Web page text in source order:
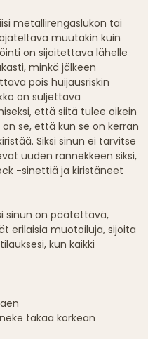
metallirengaslukon tai
muutakin kuin
on sijoitettava lähelle
minkä jälkeen
pois huijausriskin
on suljettava
että siitä tulee oikein
se, että kun se on kerran
Siksi sinun ei tarvitse
uuden rannekkeen siksi,
-sinettiä ja kiristäneet
sinun on päätettävä,
erilaisia muotoiluja, sijoita
kun kaikki
takaa korkean